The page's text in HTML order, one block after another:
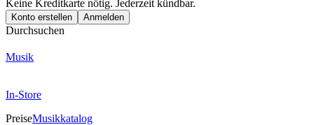
Keine Kreditkarte nötig. Jederzeit kündbar.
Konto erstellen Anmelden
Durchsuchen
Musik
In-Store
PreiseMusikkatalog